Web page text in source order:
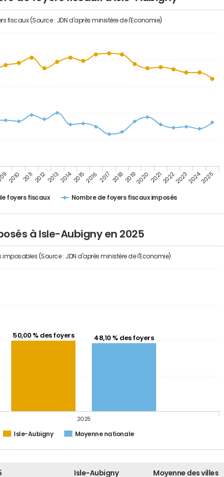
fiscaux (Source : JDN d'après ministère de l'Economie)
foyers fiscaux Nombre de foyers fiscaux imposés
2010 201120122013201420152016 2017 20182019202020212022202320242025
à Isle-Aubigny en 2025
(Source : JDN d'après ministère de l'Economie)
50,00 % des foyers 48,10 % des foyers
Isle-Aubigny Moyenne nationale
2025
Isle-Aubigny Moyenne des villes